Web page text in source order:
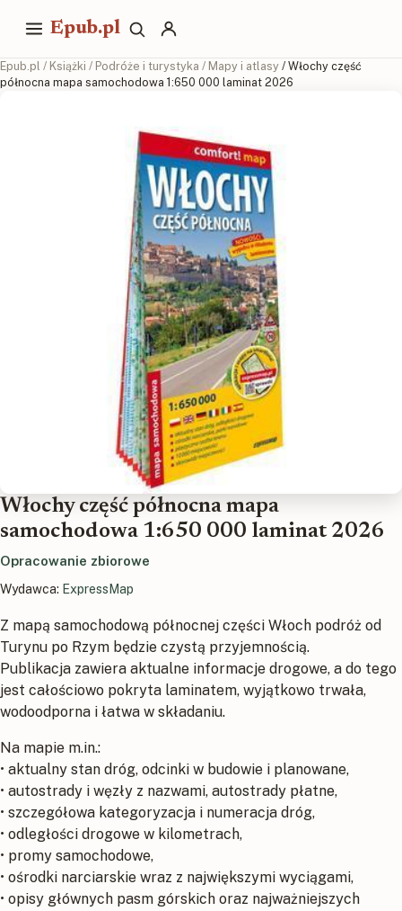
Epub.pl
Epub.pl / Książki / Podróże i turystyka / Mapy i atlasy / Włochy część
północna mapa samochodowa 1:650 000 laminat 2026
Włochy część północna mapa
samochodowa 1:650 000 laminat 2026
Opracowanie zbiorowe
Wydawca: ExpressMap
Z mapą samochodową północnej części Włoch podróż od
Turynu po Rzym będzie czystą przyjemnością.
Publikacja zawiera aktualne informacje drogowe, a do tego
jest całościowo pokryta laminatem, wyjątkowo trwała,
wodoodporna i łatwa w składaniu.
Na mapie m.in.:
• aktualny stan dróg, odcinki w budowie i planowane,
• autostrady i węzły z nazwami, autostrady płatne,
• szczegółowa kategoryzacja i numeracja dróg,
• odległości drogowe w kilometrach,
• promy samochodowe,
• ośrodki narciarskie wraz z największymi wyciągami,
• opisy głównych pasm górskich oraz najważniejszych